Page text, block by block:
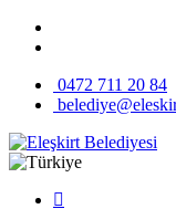
0472 711 20 84